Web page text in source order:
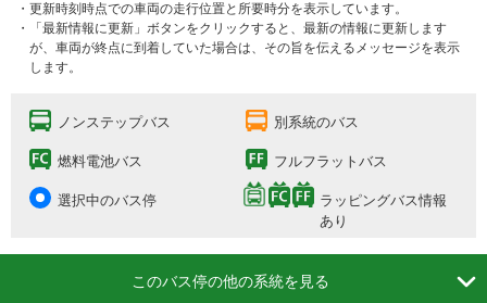
・更新時刻時点での車両の走行位置と所要時分を表示しています。
・「最新情報に更新」ボタンをクリックすると、最新の情報に更新します
が、車両が終点に到着していた場合は、その旨を伝えるメッセージを表示
します。
ノンステップバス 別系統のバス
燃料電池バス フルフラットバス
選択中のバス停
ラッピングバス情報
あり
このバス停の他の系統を見る 